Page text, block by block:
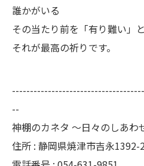
誰かがいる
その当たり前を「有り難い」
それが最高の祈りです。
--
神棚のカネタ ～日々のしあわ
住所 : 静岡県焼津市吉永1392-